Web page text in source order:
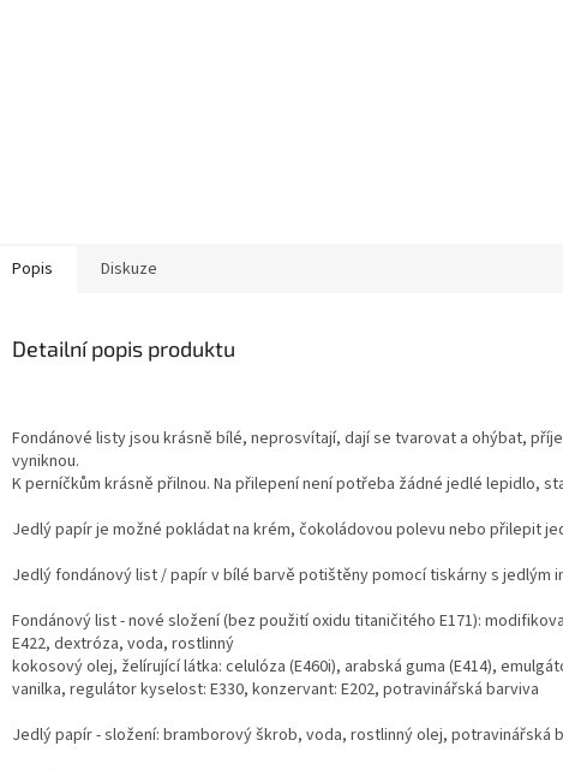
Popis Diskuze
Detailní popis produktu
Fondánové listy jsou krásně bílé, neprosvítají, dají se tvarovat a ohýbat,
vyniknou.
K perníčkům krásně přilnou. Na přilepení není potřeba žádné jedlé lepidlo,
Jedlý papír je možné pokládat na krém, čokoládovou polevu nebo přilepit
Jedlý fondánový list / papír v bílé barvě potištěny pomocí tiskárny s jedlým
Fondánový list - nové složení (bez použití oxidu titaničitého E171):
E422, dextróza, voda, rostlinný
kokosový olej, želírující látka: celulóza (E460i), arabská guma (E414),
vanilka, regulátor kyselost: E330, konzervant: E202, potravinářská barviva
Jedlý papír - složení: bramborový škrob, voda, rostlinný olej, potravinářská